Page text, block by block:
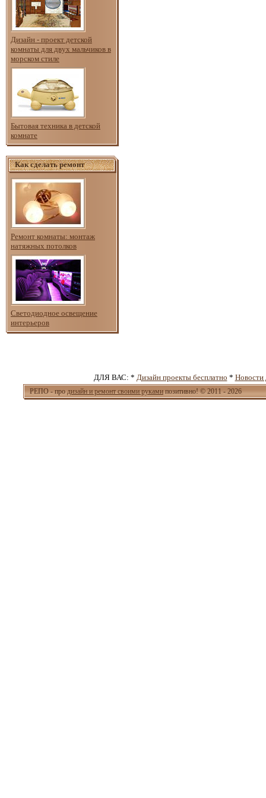
Дизайн - проект детской
комнаты для двух мальчиков в
морском стиле
Бытовая техника в детской
комнате
Как сделать ремонт
Ремонт комнаты: монтаж
натяжных потолков
Светодиодное освещение
интерьеров
ДЛЯ ВАС: * Дизайн проекты бесплатно * Новости
РЕПО - про дизайн и ремонт своими руками позитивно! © 2011 - 2026